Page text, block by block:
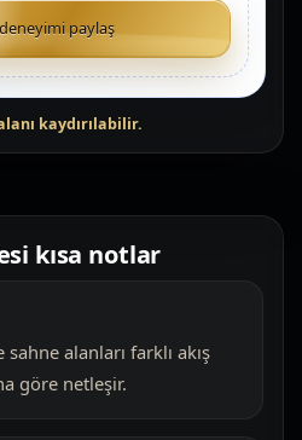
paylaş
kısa notlar
alanları farklı akış
göre netleşir.